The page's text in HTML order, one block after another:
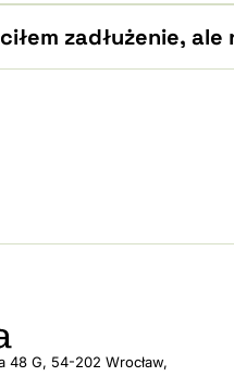
zadłużenie,
48 G, 54-202 Wrocław,